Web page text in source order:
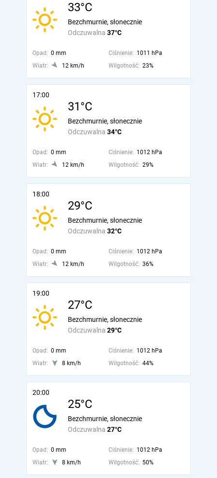
33°C
Odczuwalna 37°C
Bezchmurnie, słonecznie
Opad: 0 mm Ciśnienie: 1011 hPa
Wiatr:
12 km/h Wilgotność: 23%
17:00
31°C
Odczuwalna 34°C
Bezchmurnie, słonecznie
Opad: 0 mm Ciśnienie: 1012 hPa
Wiatr:
12 km/h Wilgotność: 29%
18:00
29°C
Odczuwalna 32°C
Bezchmurnie, słonecznie
Opad: 0 mm Ciśnienie: 1012 hPa
Wiatr:
12 km/h Wilgotność: 36%
19:00
27°C
Odczuwalna 29°C
Bezchmurnie, słonecznie
Opad: 0 mm Ciśnienie: 1012 hPa
Wiatr:
8 km/h Wilgotność: 44%
20:00
25°C
Odczuwalna 27°C
Bezchmurnie, słonecznie
Opad: 0 mm Ciśnienie: 1012 hPa
Wiatr:
8 km/h Wilgotność: 50%